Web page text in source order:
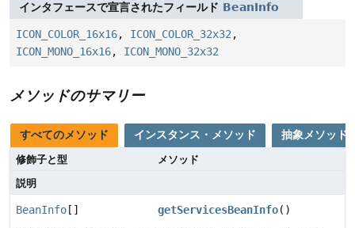
インタフェースで宣言されたフィールド BeanInfo
ICON_COLOR_16x16, ICON_COLOR_32x32,
ICON_MONO_16x16, ICON_MONO_32x32
メソッドのサマリー
すべてのメソッド インスタンス・メソッド 抽象メソッド
修飾子と型
メソッド
説明
BeanInfo [] getServicesBeanInfo()